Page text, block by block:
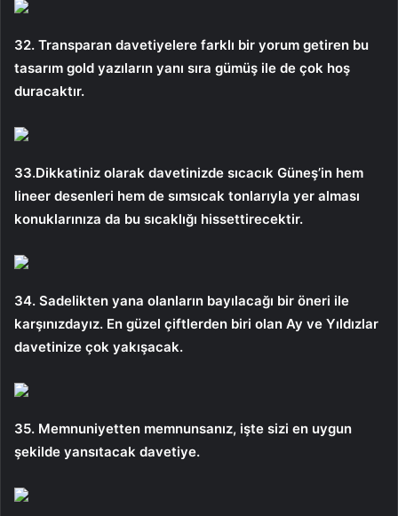
32. Transparan davetiyelere farklı bir yorum getiren bu
tasarım gold yazıların yanı sıra gümüş ile de çok hoş
duracaktır.
33.Dikkatiniz olarak davetinizde sıcacık Güneş’in hem
lineer desenleri hem de sımsıcak tonlarıyla yer alması
konuklarınıza da bu sıcaklığı hissettirecektir.
34. Sadelikten yana olanların bayılacağı bir öneri ile
karşınızdayız. En güzel çiftlerden biri olan Ay ve Yıldızlar
davetinize çok yakışacak.
35. Memnuniyetten memnunsanız, işte sizi en uygun
şekilde yansıtacak davetiye.